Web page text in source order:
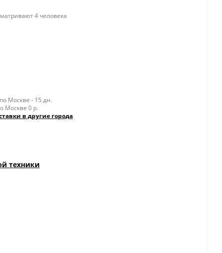
4 человека
Москве - 15 дн.
Москве 0 р.
в другие города
техники